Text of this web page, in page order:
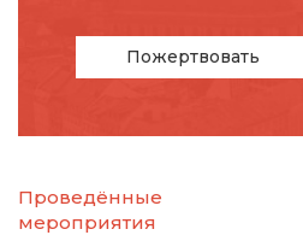
Пожертвовать
Проведённые
мероприятия